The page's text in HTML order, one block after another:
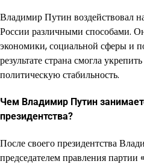
Владимир Путин воздействовал
России различными способами.
экономики, социальной сферы и
результате страна смогла
политическую стабильность.
Чем Владимир Путин
президентства?
После своего президентства
председателем правления